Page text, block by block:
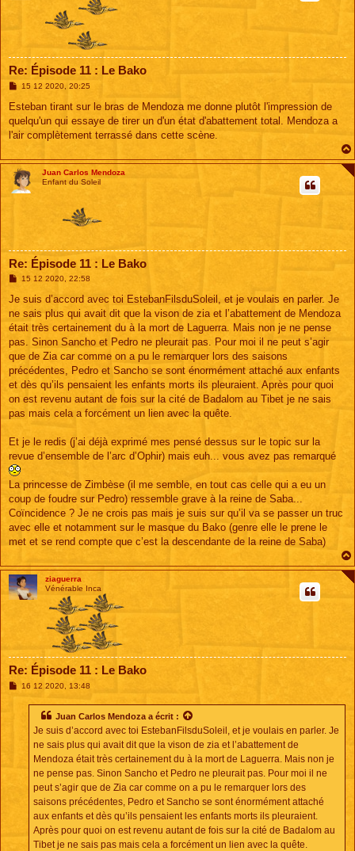
Re: Épisode 11 : Le Bako
M
s
a
g
15 12 2020, 20:25
Esteban tirant sur le bras de Mendoza me donne plutôt l'impression de
quelqu'un qui essaye de tirer un d'un état d'abattement total. Mendoza a
l'air complètement terrassé dans cette scène.
Juan Carlos Mendoza
Enfant du Soleil
Re: Épisode 11 : Le Bako
M
s
a
g
15 12 2020, 22:58
Je suis d’accord avec toi EstebanFilsduSoleil, et je voulais en parler. Je
ne sais plus qui avait dit que la vison de zia et l’abattement de Mendoza
était très certainement du à la mort de Laguerra. Mais non je ne pense
pas. Sinon Sancho et Pedro ne pleurait pas. Pour moi il ne peut s’agir
que de Zia car comme on a pu le remarquer lors des saisons
précédentes, Pedro et Sancho se sont énormément attaché aux enfants
et dès qu’ils pensaient les enfants morts ils pleuraient. Après pour quoi
on est revenu autant de fois sur la cité de Badalom au Tibet je ne sais
pas mais cela a forcément un lien avec la quête.
Et je le redis (j’ai déjà exprimé mes pensé dessus sur le topic sur la
revue d’ensemble de l’arc d’Ophir) mais euh... vous avez pas remarqué
La princesse de Zimbèse (il me semble, en tout cas celle qui a eu un
coup de foudre sur Pedro) ressemble grave à la reine de Saba...
Coïncidence ? Je ne crois pas mais je suis sur qu’il va se passer un truc
avec elle et notamment sur le masque du Bako (genre elle le prene le
met et se rend compte que c’est la descendante de la reine de Saba)
ziaguerra
Vénérable Inca
Re: Épisode 11 : Le Bako
M16 12 2020, 13:48
Juan Carlos Mendoza a écrit :
Je suis d’accord avec toi EstebanFilsduSoleil, et je voulais en parler. Je
ne sais plus qui avait dit que la vison de zia et l’abattement de
Mendoza était très certainement du à la mort de Laguerra. Mais non je
ne pense pas. Sinon Sancho et Pedro ne pleurait pas. Pour moi il ne
peut s’agir que de Zia car comme on a pu le remarquer lors des
saisons précédentes, Pedro et Sancho se sont énormément attaché
aux enfants et dès qu’ils pensaient les enfants morts ils pleuraient.
Après pour quoi on est revenu autant de fois sur la cité de Badalom au
Tibet je ne sais pas mais cela a forcément un lien avec la quête.